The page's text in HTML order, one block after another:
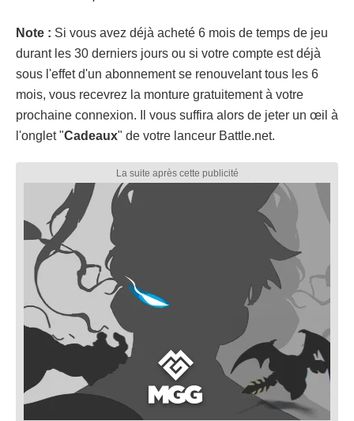
Note : Si vous avez déjà acheté 6 mois de temps de jeu
durant les 30 derniers jours ou si votre compte est déjà
sous l'effet d'un abonnement se renouvelant tous les 6
mois, vous recevrez la monture gratuitement à votre
prochaine connexion. Il vous suffira alors de jeter un œil à
l'onglet "Cadeaux" de votre lanceur Battle.net.